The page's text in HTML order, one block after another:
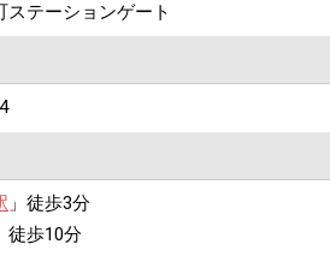
テーションゲート
」徒歩3分
徒歩10分